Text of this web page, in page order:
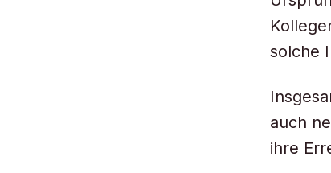
solche
auch
ihre